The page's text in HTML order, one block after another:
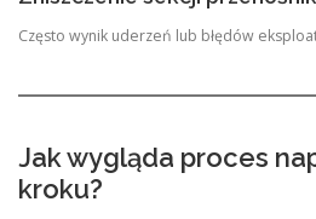
Często wynik uderzeń lub błędów
Jak wygląda proces
kroku?